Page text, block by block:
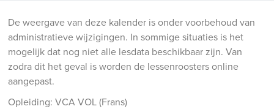
De weergave van deze kalender is onder voorbehoud van
administratieve wijzigingen. In sommige situaties is het
mogelijk dat nog niet alle lesdata beschikbaar zijn. Van
zodra dit het geval is worden de lessenroosters online
aangepast.
Opleiding: VCA VOL (Frans)